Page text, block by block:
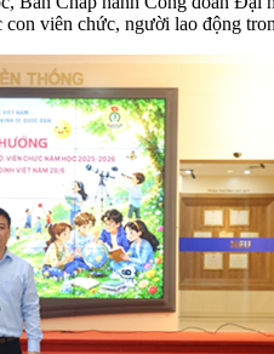
viên chức, người lao động